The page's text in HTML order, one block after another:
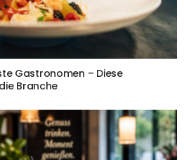
Gastronomen – Diese
Branche